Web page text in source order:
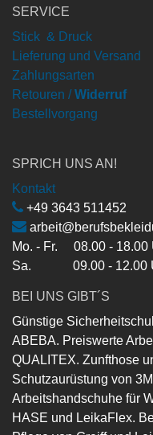
SERVICE
Stick & Druck
Lieferung und Versand
Zahlungsarten
Retouren / Widerruf
Bestellvorgang
SPRICH UNS AN!
Kontakt
+49 3643 511452
Mo. - Fr. 08.00 - 18.00
Sa. 09.00 - 12.00
BEI UNS GIBT´S
Günstige
ABEBA. Preiswerte
QUALITEX. Zunfthose
Schutzaurüstung von
Arbeitshandschuhe für
HASE und LeikaFlex.